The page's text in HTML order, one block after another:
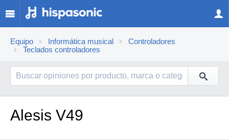
Equipo Informática musical
Controladores
Teclados controladores
Alesis V49